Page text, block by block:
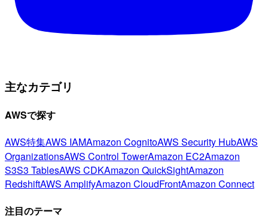
主なカテゴリ
AWSで探す
AWS特集AWS IAMAmazon CognitoAWS Security HubAWS
OrganizationsAWS Control TowerAmazon EC2Amazon
S3S3 TablesAWS CDKAmazon QuickSightAmazon
RedshiftAWS AmplifyAmazon CloudFrontAmazon Connect
注目のテーマ